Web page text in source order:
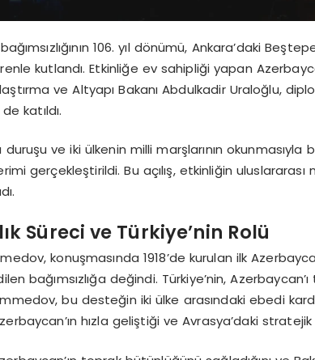
106. yıl dönümü, Ankara’daki
kutlandı. Etkinliğe ev sahipliği yapan
ve Altyapı Bakanı Abdulkadir Uraloğlu,
katıldı.
ve iki ülkenin milli marşlarının okunmasıyla
gerçekleştirildi. Bu açılış, etkinliğin uluslararası
Süreci ve Türkiye’nin Rolü
konuşmasında 1918’de kurulan ilk
bağımsızlığa değindi. Türkiye’nin,
bu desteğin iki ülke arasındaki ebedi
hızla geliştiği ve Avrasya’daki stratejik